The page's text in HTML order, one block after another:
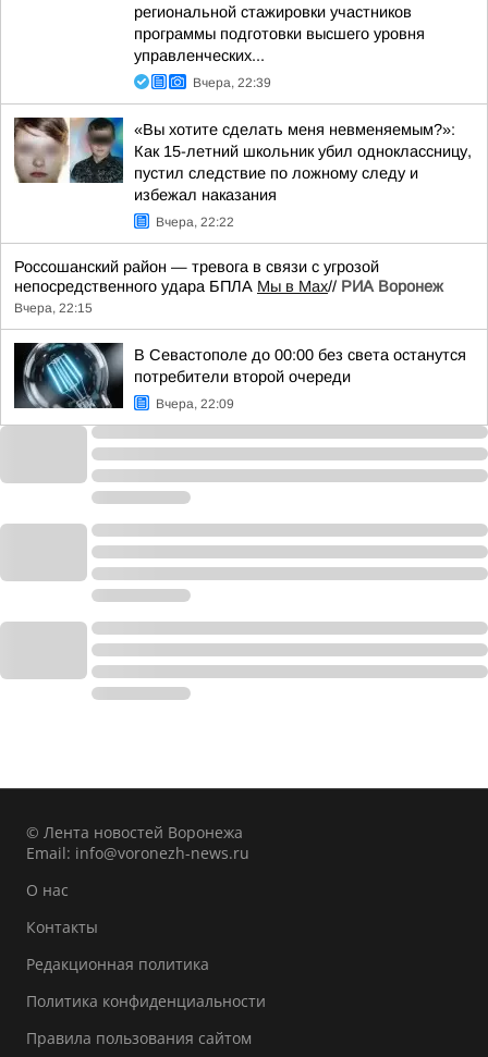
региональной стажировки участников
программы подготовки высшего уровня
управленческих...
Вчера, 22:39
«Вы хотите сделать меня невменяемым?»:
Как 15-летний школьник убил одноклассницу,
пустил следствие по ложному следу и
избежал наказания
Вчера, 22:22
Россошанский район — тревога в связи с угрозой
непосредственного удара БПЛА Мы в Мах// РИА Воронеж
Вчера, 22:15
В Севастополе до 00:00 без света останутся
потребители второй очереди
Вчера, 22:09
© Лента новостей Воронежа
Email: info@voronezh-news.ru
О нас
Контакты
Редакционная политика
Политика конфиденциальности
Правила пользования сайтом